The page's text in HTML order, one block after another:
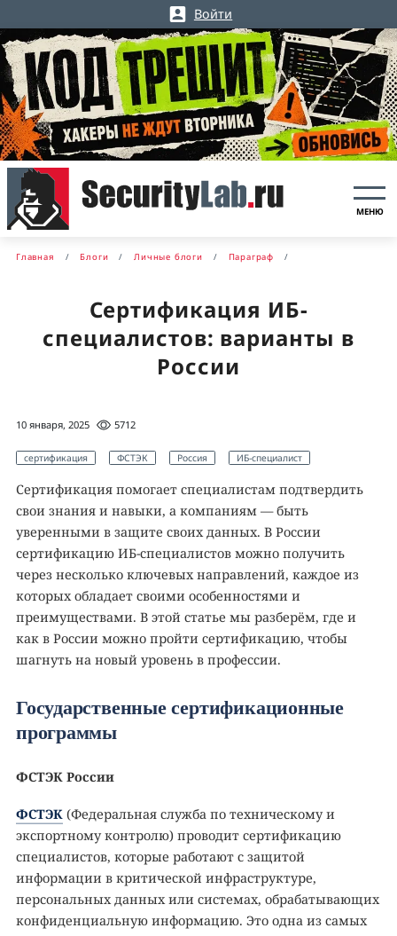
Войти
МЕНЮ
Главная Блоги Личные блоги Параграф
Сертификация ИБ-
специалистов: варианты в
России
10 января, 2025 5712
сертификация ФСТЭК Россия ИБ-специалист
Сертификация помогает специалистам подтвердить
свои знания и навыки, а компаниям — быть
уверенными в защите своих данных. В России
сертификацию ИБ-специалистов можно получить
через несколько ключевых направлений, каждое из
которых обладает своими особенностями и
преимуществами. В этой статье мы разберём, где и
как в России можно пройти сертификацию, чтобы
шагнуть на новый уровень в профессии.
Государственные сертификационные
программы
ФСТЭК России
ФСТЭК (Федеральная служба по техническому и
экспортному контролю) проводит сертификацию
специалистов, которые работают с защитой
информации в критической инфраструктуре,
персональных данных или системах, обрабатывающих
конфиденциальную информацию. Это одна из самых